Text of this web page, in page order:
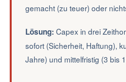
gemacht (zu teuer) oder
Lösung: Capex in drei
sofort (Sicherheit, Haftung),
Jahre) und mittelfristig (3 bis